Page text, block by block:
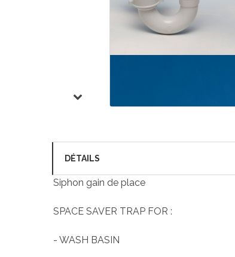
DÉTAILS
Siphon gain de place
SPACE SAVER TRAP FOR :
- WASH BASIN